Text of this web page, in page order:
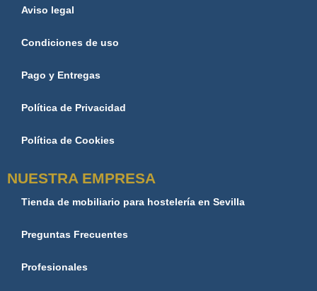
Aviso legal
Condiciones de uso
Pago y Entregas
Política de Privacidad
Política de Cookies
NUESTRA EMPRESA
Tienda de mobiliario para hostelería en Sevilla
Preguntas Frecuentes
Profesionales